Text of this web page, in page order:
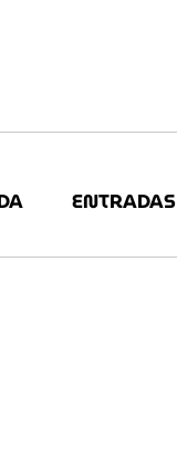
ENTRADAS